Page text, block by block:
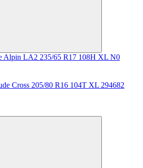
Alpin LA2 235/65 R17 108H XL N0